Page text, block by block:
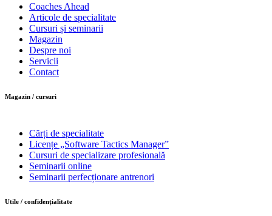
Coaches Ahead
Articole de specialitate
Cursuri și seminarii
Magazin
Despre noi
Servicii
Contact
Magazin / cursuri
Cărți de specialitate
Licențe „Software Tactics Manager”
Cursuri de specializare profesională
Seminarii online
Seminarii perfecționare antrenori
Utile / confidențialitate